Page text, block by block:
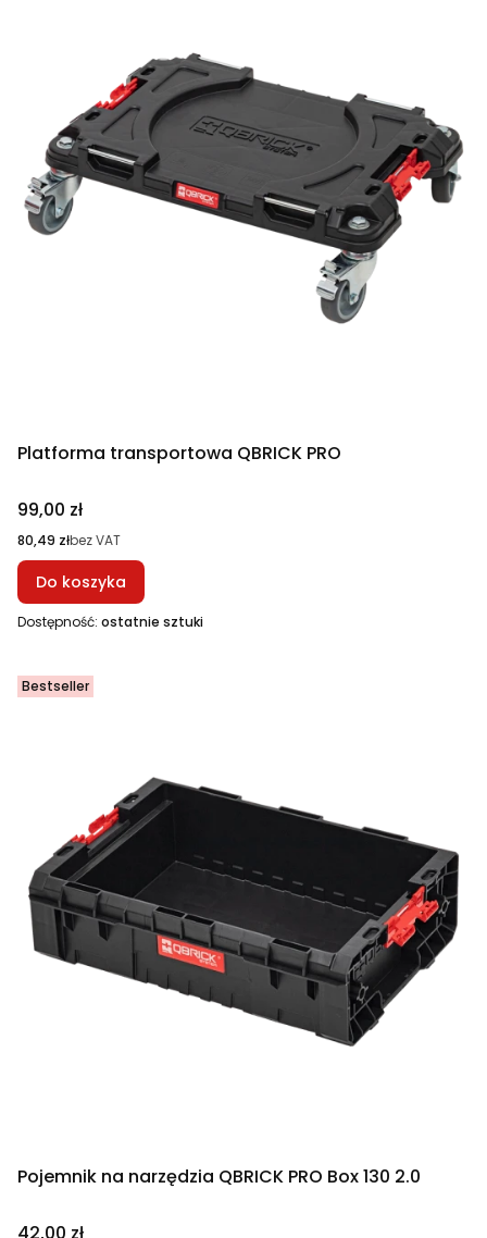
Platforma transportowa QBRICK PRO
Cena
99,00 zł
Cena
80,49 złbez VAT
Do koszyka
Dostępność: ostatnie sztuki
Bestseller
Pojemnik na narzędzia QBRICK PRO Box 130 2.0
Cena